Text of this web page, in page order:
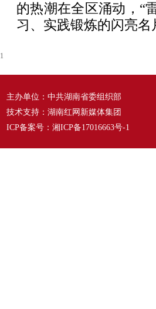
的热潮在全区涌动，“
习、实践锻炼的闪亮
1
主办单位：中共湖南省委组织部
技术支持：湖南红网新媒体集团
ICP备案号： 湘ICP备17016663号-1